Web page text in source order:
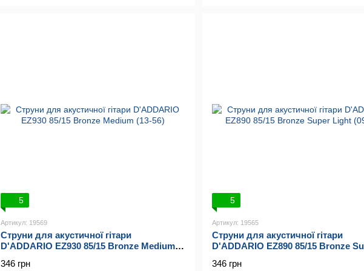
5
Артикул: 19569
Струни для акустичної гітари
D'ADDARIO EZ930 85/15 Bronze Medium
346 грн
5
Артикул: 19565
Струни для акустичної гітари
D'ADDARIO EZ890 85/15 Bronze
346 грн